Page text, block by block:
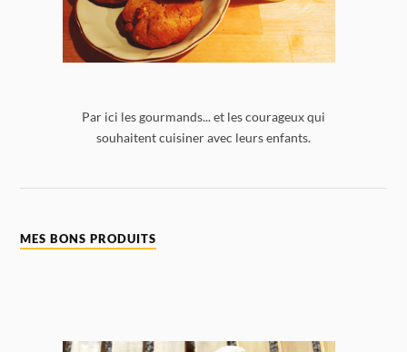
Par ici les gourmands... et les courageux qui
souhaitent cuisiner avec leurs enfants.
MES BONS PRODUITS